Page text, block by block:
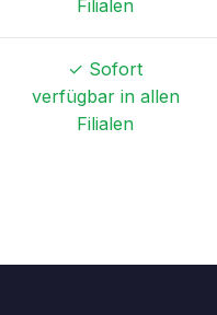
Filialen
✓ Sofort
verfügbar in allen
Filialen